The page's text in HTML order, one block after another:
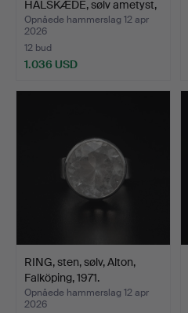
HALSKÆDE, sølv ametyst,
…
Opnåede hammerslag 12 apr
2026
12 bud
1.036 USD
RING, sten, sølv, Alton,
Falköping, 1971.
Opnåede hammerslag 12 apr
2026